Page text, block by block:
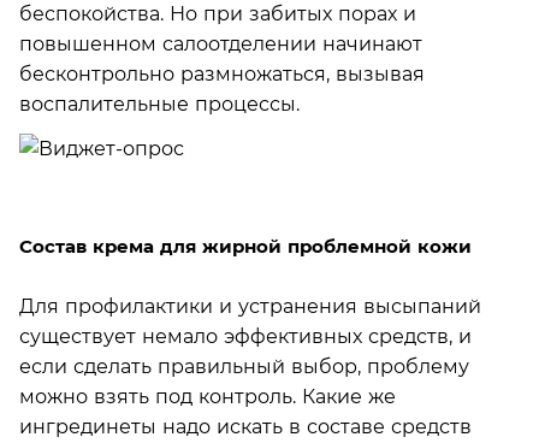
беспокойства. Но при забитых порах и
повышенном салоотделении начинают
бесконтрольно размножаться, вызывая
воспалительные процессы.
Состав крема для жирной проблемной кожи
Для профилактики и устранения высыпаний
существует немало эффективных средств, и
если сделать правильный выбор, проблему
можно взять под контроль. Какие же
ингрединеты надо искать в составе средств